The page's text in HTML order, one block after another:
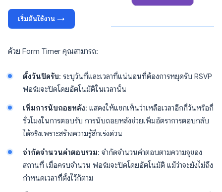
เริ่มต้นใช้งาน →
ด้วย Form Timer คุณสามารถ:
ตั้งวันปิดรับ: ระบุวันที่และเวลาที่แน่นอนที่ต้องการหยุดรับ RSVP
ฟอร์มจะปิดโดยอัตโนมัติในเวลานั้น
เพิ่มการนับถอยหลัง: แสดงให้แขกเห็นว่าเหลือเวลาอีกกี่วันหรือกี่
ชั่วโมงในการตอบรับ การนับถอยหลังช่วยเพิ่มอัตราการตอบกลับ
ได้จริงเพราะสร้างความรู้สึกเร่งด่วน
จำกัดจำนวนคำตอบรวม: จำกัดจำนวนคำตอบตามความจุของ
สถานที่ เมื่อครบจำนวน ฟอร์มจะปิดโดยอัตโนมัติ แม้ว่าจะยังไม่ถึง
กำหนดเวลาที่ตั้งไว้ก็ตาม